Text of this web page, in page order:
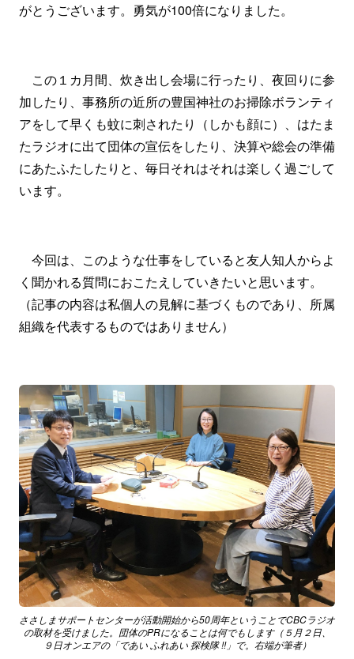
がとうございます。勇気が100倍になりました。
この１カ月間、炊き出し会場に行ったり、夜回りに参
加したり、事務所の近所の豊国神社のお掃除ボランティ
アをして早くも蚊に刺されたり（しかも顔に）、はたま
たラジオに出て団体の宣伝をしたり、決算や総会の準備
にあたふたしたりと、毎日それはそれは楽しく過ごして
います。
今回は、このような仕事をしていると友人知人からよ
く聞かれる質問におこたえしていきたいと思います。
（記事の内容は私個人の見解に基づくものであり、所属
組織を代表するものではありません）
ささしまサポートセンターが活動開始から50周年ということでCBCラジオ
の取材を受けました。団体のPRになることは何でもします（５月２日、
９日オンエアの「であい ふれあい 探検隊 !!」で。右端が筆者）